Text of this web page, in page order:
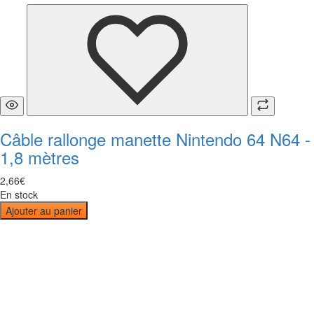
Câble rallonge manette Nintendo 64 N64 -
1,8 mètres
2,66€
En stock
Ajouter au panier